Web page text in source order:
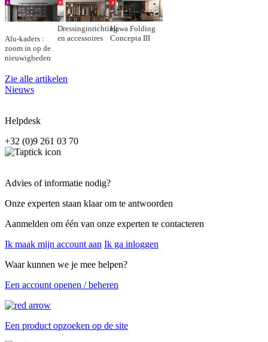
Alu-kaders :
zoom in op de
nieuwigheden
Dressinginrichting
en accessoires
Hawa Folding
Concepta III
Zie alle artikelen
Nieuws
Helpdesk
+32 (0)9 261 03 70
Advies of informatie nodig?
Onze experten staan klaar om te antwoorden
Aanmelden om één van onze experten te contacteren
Ik maak mijn account aan Ik ga inloggen
Waar kunnen we je mee helpen?
Een account openen / beheren
Een product opzoeken op de site